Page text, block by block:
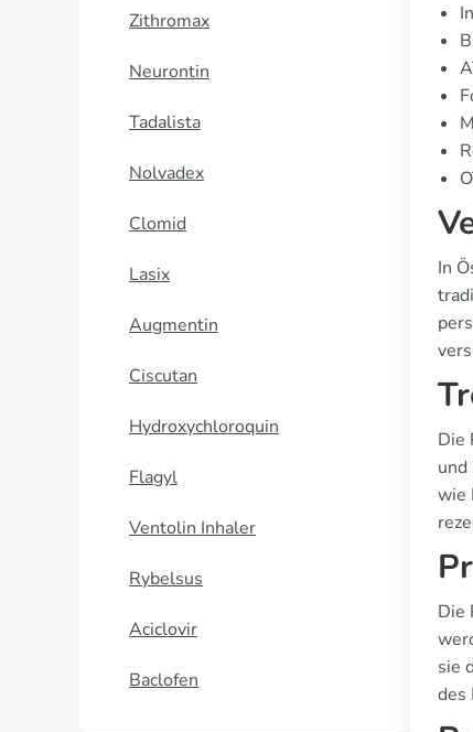
Zithromax
Neurontin
Tadalista
Nolvadex
Clomid
Lasix
Augmentin
Ciscutan
Hydroxychloroquin
Flagyl
Ventolin Inhaler
Rybelsus
Aciclovir
Baclofen
In
Die
wie
Die
sie
des